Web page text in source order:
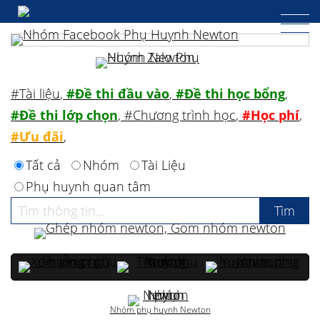
#Tài liệu, #Đề thi đầu vào, #Đề thi học bổng,
#Đề thi lớp chọn, #Chương trình học, #Học phí,
#Ưu đãi,
Tất cả
Nhóm
Tài Liệu
Phụ huynh quan tâm
Nhóm phụ huynh Newton